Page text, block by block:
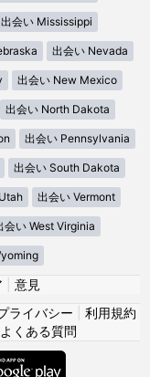
出会い Mississippi
出会い Nevada
出会い New Mexico
出会い North Dakota
出会い Pennsylvania
出会い South Dakota
出会い Vermont
会い West Virginia
意見
ライバシー
利用規約
よくある質問